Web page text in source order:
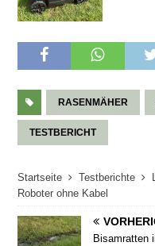
RASENMÄHER
TESTBERICHT
Startseite Testberichte
Roboter ohne Kabel
Bisamratten